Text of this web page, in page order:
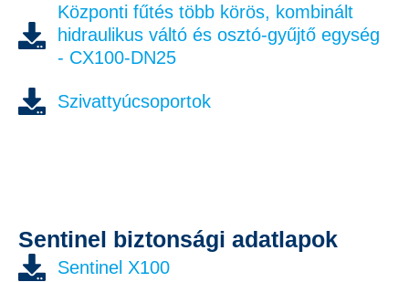
Központi fűtés több körös, kombinált
hidraulikus váltó és osztó-gyűjtő egység
- CX100-DN25
Szivattyúcsoportok
Sentinel biztonsági adatlapok
Sentinel X100